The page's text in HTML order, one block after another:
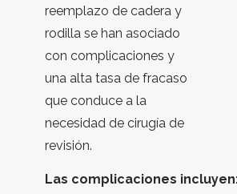
reemplazo de cadera y
rodilla se han asociado
con complicaciones y
una alta tasa de fracaso
que conduce a la
necesidad de cirugía de
revisión.
Las complicaciones